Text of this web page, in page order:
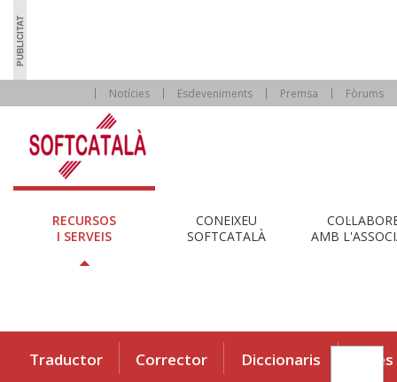
Notícies Esdeveniments Premsa Fòrums
RECURSOS
I SERVEIS
CONEIXEU
SOFTCATALÀ
AMB
Traductor Corrector Diccionaris Eines